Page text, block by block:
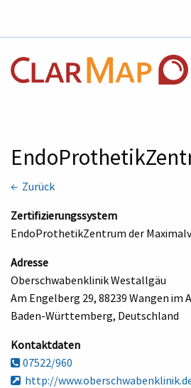
← Zurück
Zertifizierungssystem
EndoProthetikZentrum der
Adresse
Oberschwabenklinik Westallgäu
Am Engelberg 29, 88239 Wangen im
Baden-Württemberg, Deutschland
Kontaktdaten
07522/960
http://